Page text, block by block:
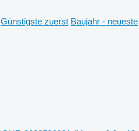
Günstigste zuerst Baujahr - neueste